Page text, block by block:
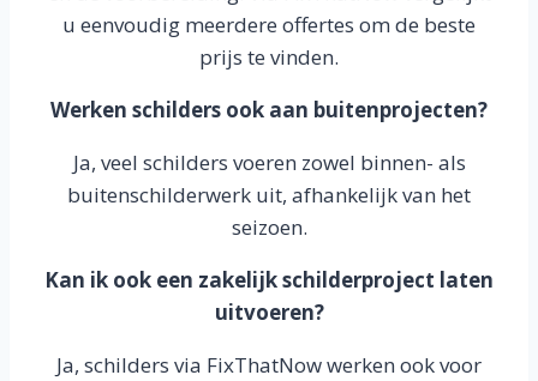
u eenvoudig meerdere offertes om de beste
prijs te vinden.
Werken schilders ook aan buitenprojecten?
Ja, veel schilders voeren zowel binnen- als
buitenschilderwerk uit, afhankelijk van het
seizoen.
Kan ik ook een zakelijk schilderproject laten
uitvoeren?
Ja, schilders via FixThatNow werken ook voor